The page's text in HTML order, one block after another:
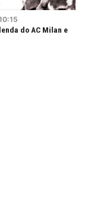
do AC Milan e